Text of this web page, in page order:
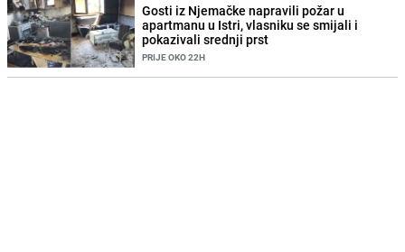
Gosti iz Njemačke napravili požar u
apartmanu u Istri, vlasniku se smijali i
pokazivali srednji prst
PRIJE OKO 22H